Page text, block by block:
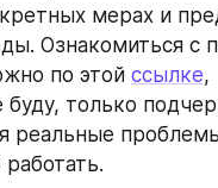
мерах и
Ознакомиться с
по этой ссылке,
буду, только
реальные